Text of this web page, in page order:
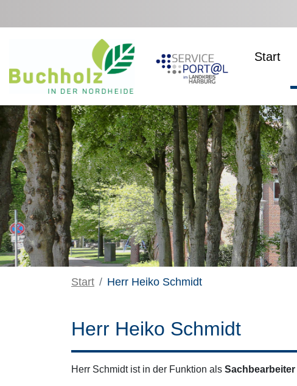
Start
Start Herr Heiko Schmidt
Herr Heiko Schmidt
Herr Schmidt ist in der Funktion als Sachbearbeiter